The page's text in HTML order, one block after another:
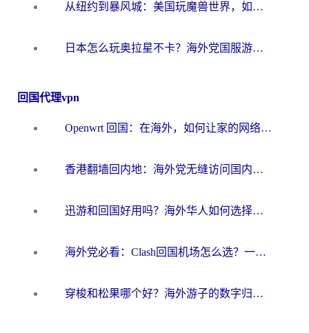
从纽约到暴风城：美国玩魔兽世界，如何找到你的最佳网络航线
日本怎么玩奥拉星不卡？海外党国服游戏加速器选择全攻略
回国代理vpn
Openwrt 回国：在海外，如何让家的网络触手可及
香港翻墙回内地：海外党无缝访问国内资源的加速器选择全攻略
迅游和回国好用吗？海外华人如何选择靠谱的回国加速器
海外党必看：Clash回国机场怎么选？一篇搞定无缝访问国内资源的全攻略
穿梭和松果哪个好？海外游子的数字归乡路，到底该怎么选